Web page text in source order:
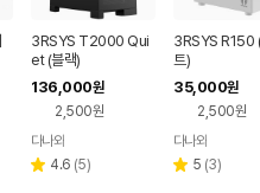
3RSYS T2000 Qui
et (블랙)
136,000원
2,500원
페이
다나와
별 4.6 리
(5)
3RSYS R150
트)
35,000원
2,500원
페이
다나와
별 5 리
(3)